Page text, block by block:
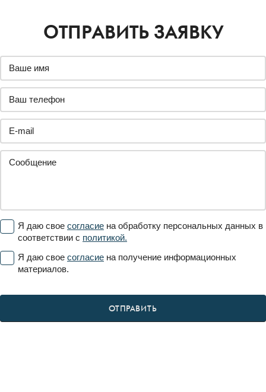
ОТПРАВИТЬ ЗАЯВКУ
Я даю свое согласие на обработку персональных данных в
соответствии с политикой.
Я даю свое согласие на получение информационных
материалов.